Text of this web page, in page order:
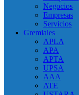
Negocios
Empresas
Servicios
Gremiales
APLA
APA
APTA
UPSA
AAA
ATE